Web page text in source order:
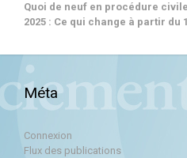
Quoi de neuf en procédure
2025 : Ce qui change à partir du
Méta
Connexion
Flux des publications